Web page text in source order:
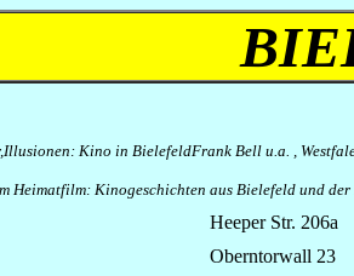
Kino in BielefeldFrank Bell u.a. ,
Heimatfilm: Kinogeschichten aus Bielefeld und
Heeper Str. 206a
Oberntorwall 23